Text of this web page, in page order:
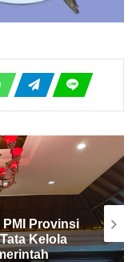
Gelar
Dirga
Baru